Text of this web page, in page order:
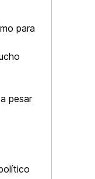
para
pesar